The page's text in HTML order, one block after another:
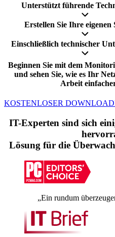
Unterstützt führende
Erstellen Sie Ihre eigenen
Einschließlich technischer
Beginnen Sie mit dem
und sehen Sie, wie es Ihr
Arbeit
KOSTENLOSER DOWNLOAD
IT-Experten sind sich
Lösung für die
„Ein rundum